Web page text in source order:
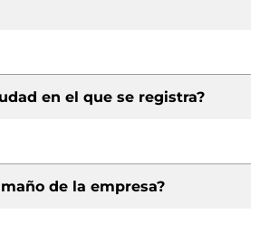
en el que se registra?
de la empresa?